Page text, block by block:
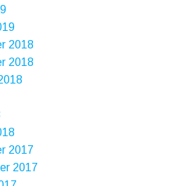
2018
2018
2017
2017